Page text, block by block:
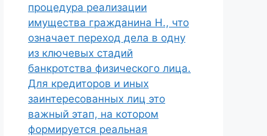
процедура реализации
имущества гражданина Н., что
означает переход дела в одну
из ключевых стадий
банкротства физического лица.
Для кредиторов и иных
заинтересованных лиц это
важный этап, на котором
формируется реальная